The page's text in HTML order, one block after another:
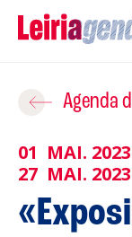
Sobre
Agenda
01 MAI. 2023
27 MAI. 2023
Adicionar
ROTEIROS